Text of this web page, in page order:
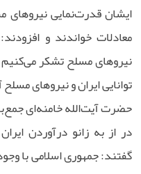
ایشان قدرت‌نمایی نیروهای
معادلات خواندند و
نیروهای مسلح تشکر
توانایی ایران و نیروهای
حضرت آیت‌الله خامنه‌ای
در از به زانو درآوردن